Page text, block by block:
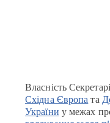
Власність
Східна Європа та
України у межах